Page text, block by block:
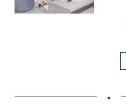
•